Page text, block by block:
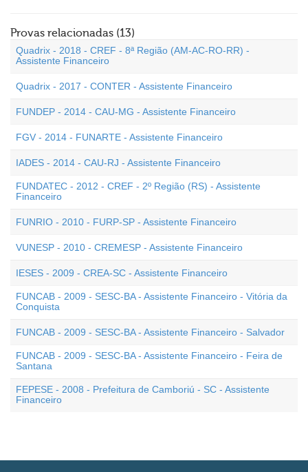
Provas relacionadas (13)
Quadrix - 2018 - CREF - 8ª Região (AM-AC-RO-RR) -
Assistente Financeiro
Quadrix - 2017 - CONTER - Assistente Financeiro
FUNDEP - 2014 - CAU-MG - Assistente Financeiro
FGV - 2014 - FUNARTE - Assistente Financeiro
IADES - 2014 - CAU-RJ - Assistente Financeiro
FUNDATEC - 2012 - CREF - 2º Região (RS) - Assistente
Financeiro
FUNRIO - 2010 - FURP-SP - Assistente Financeiro
VUNESP - 2010 - CREMESP - Assistente Financeiro
IESES - 2009 - CREA-SC - Assistente Financeiro
FUNCAB - 2009 - SESC-BA - Assistente Financeiro - Vitória da
Conquista
FUNCAB - 2009 - SESC-BA - Assistente Financeiro - Salvador
FUNCAB - 2009 - SESC-BA - Assistente Financeiro - Feira de
Santana
FEPESE - 2008 - Prefeitura de Camboriú - SC - Assistente
Financeiro